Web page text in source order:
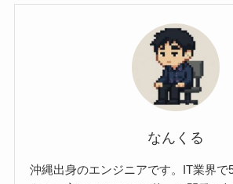
なんくる
沖縄出身のエンジニアです。IT業界で